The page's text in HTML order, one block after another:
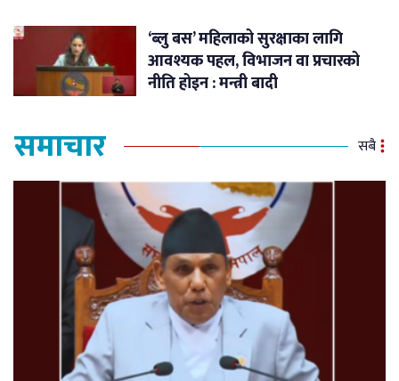
‘ब्लु बस’ महिलाको सुरक्षाका लागि
आवश्यक पहल, विभाजन वा प्रचारको
नीति होइन : मन्त्री बादी
समाचार सबै